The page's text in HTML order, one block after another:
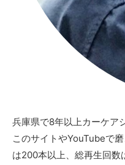
兵庫県で8年以上カーケア
このサイトやYouTubeで
は200本以上、総再生回数